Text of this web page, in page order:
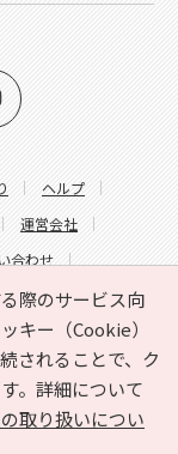
際のサービス向
キー（Cookie）
されることで、ク
。詳細について
取り扱いについ
ヘルプ
運営会社
合わせ
せ